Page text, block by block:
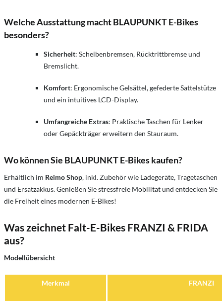
Welche Ausstattung macht BLAUPUNKT E-Bikes
besonders?
Sicherheit: Scheibenbremsen, Rücktrittbremse und
Bremslicht.
Komfort: Ergonomische Gelsättel, gefederte Sattelstütze
und ein intuitives LCD-Display.
Umfangreiche Extras: Praktische Taschen für Lenker
oder Gepäckträger erweitern den Stauraum.
Wo können Sie BLAUPUNKT E-Bikes kaufen?
Erhältlich im Reimo Shop, inkl. Zubehör wie Ladegeräte, Tragetaschen
und Ersatzakkus. Genießen Sie stressfreie Mobilität und entdecken Sie
die Freiheit eines modernen E-Bikes!
Was zeichnet Falt-E-Bikes FRANZI & FRIDA
aus?
Modellübersicht
Merkmal FRANZI